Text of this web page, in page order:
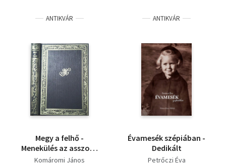
Minikönyv
Művészet
Szakkönyv
Tankönyv, segédkönyv
ANTIKVÁR
Megy a felhő -
Menekülés az asszony
elől
Komáromi János
ANTIKVÁR
Évamesék szépiában -
Dedikált
Petrőczi Éva